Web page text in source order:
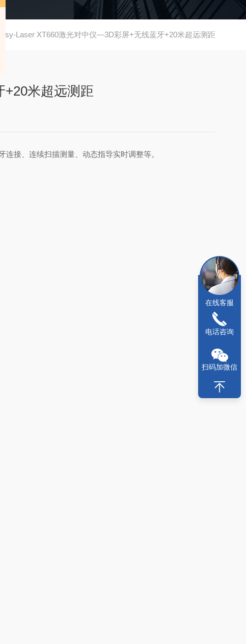
Easy-Laser XT660激光对中仪—3D彩屏+无线蓝牙+20米超远测距
米超远测距
连接、连续扫描测量、动态指导实时调整等。
在线客服
电话咨询
扫码加微信